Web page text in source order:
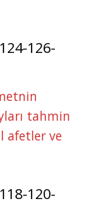
126-
tahmin
afetler ve
120-